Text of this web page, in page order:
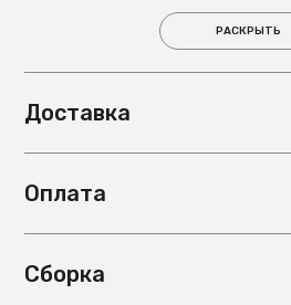
РАСКРЫТЬ
Доставка
Оплата
Сборка